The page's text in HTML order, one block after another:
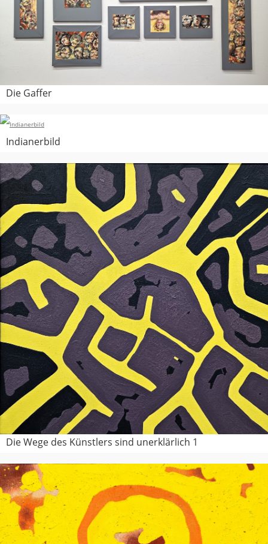
Die Gaffer
Indianerbild
Die Wege des Künstlers sind unerklärlich 1